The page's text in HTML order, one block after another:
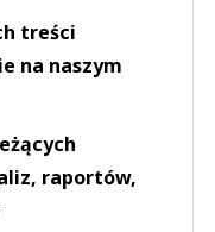
treści
na naszym
raportów,